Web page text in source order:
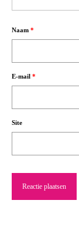
Naam *
E-mail *
Site